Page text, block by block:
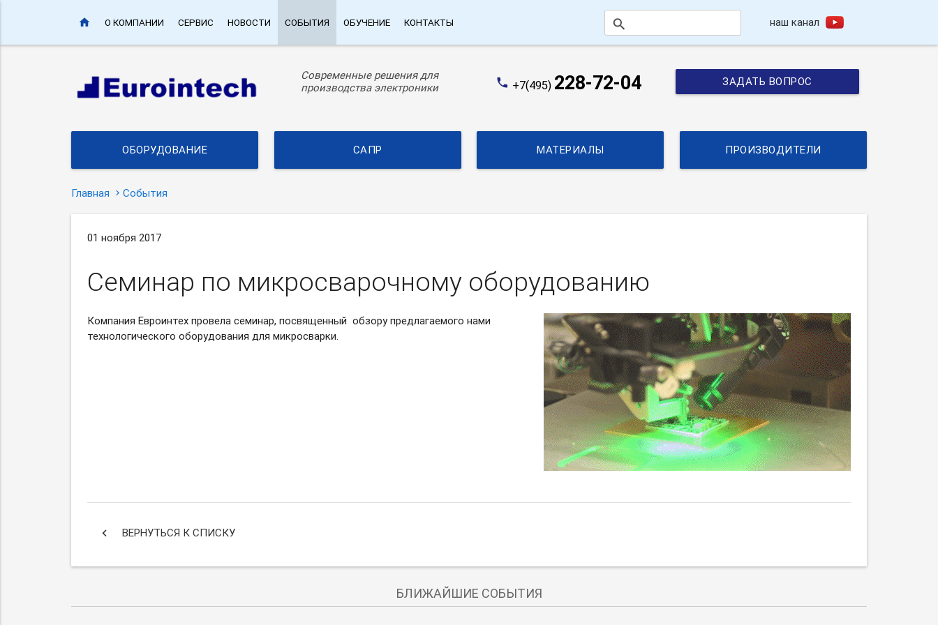
home О КОМПАНИИ СЕРВИС НОВОСТИ СОБЫТИЯ ОБУЧЕНИЕ КОНТАКТЫ search наш канал
Современные решения для
производства электроники
phone +7(495) 228-72-04 ЗАДАТЬ ВОПРОС
ОБОРУДОВАНИЕ САПР МАТЕРИАЛЫ ПРОИЗВОДИТЕЛИ
Главная События
01 ноября 2017
Семинар по микросварочному оборудованию
Компания Евроинтех провела семинар, посвященный обзору предлагаемого нами
технологического оборудования для микросварки.
keyboard_arrow_left ВЕРНУТЬСЯ К СПИСКУ
БЛИЖАЙШИЕ СОБЫТИЯ